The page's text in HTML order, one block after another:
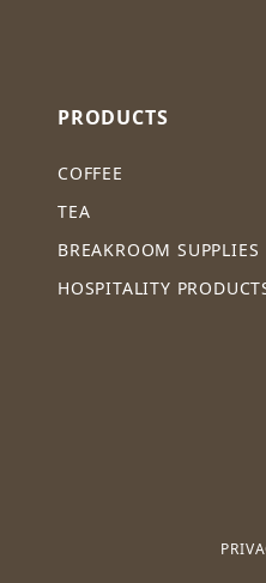
PRODUCTS
COFFEE
TEA
BREAKROOM SUPPLIES
HOSPITALITY